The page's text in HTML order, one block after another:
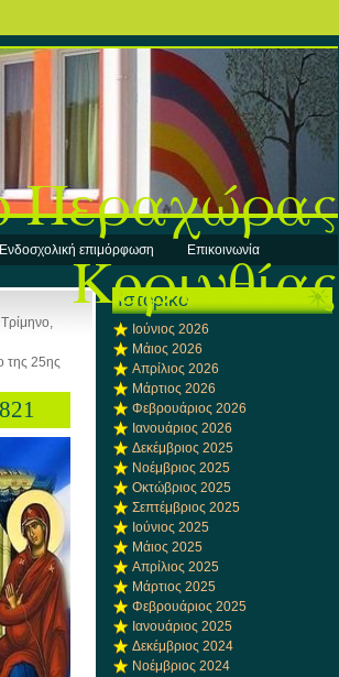
Περαχώρας
Κορινθίας
Ενδοσχολική επιμόρφωση Επικοινωνία
της 25ης
Ιστορικό
Ιούνιος 2026
Μάιος 2026
Απρίλιος 2026
Μάρτιος 2026
Φεβρουάριος 2026
Ιανουάριος 2026
Δεκέμβριος 2025
Νοέμβριος 2025
Οκτώβριος 2025
Σεπτέμβριος 2025
Ιούνιος 2025
Μάιος 2025
Απρίλιος 2025
Μάρτιος 2025
Φεβρουάριος 2025
Ιανουάριος 2025
Δεκέμβριος 2024
Νοέμβριος 2024